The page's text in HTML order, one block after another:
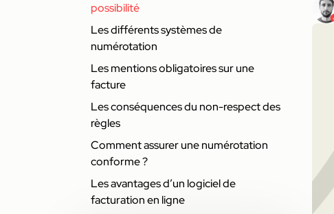
possibilité
Les différents systèmes de
numérotation
Les mentions obligatoires sur une
facture
Les conséquences du non-respect des
règles
Comment assurer une numérotation
conforme ?
Les avantages d’un logiciel de
facturation en ligne